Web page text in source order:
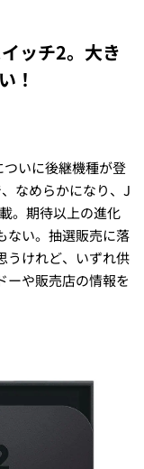
ッチ2。大き
！
いに後継機種が登
なめらかになり、J
。期待以上の進化
ない。抽選販売に落
うけれど、いずれ供
ーや販売店の情報を